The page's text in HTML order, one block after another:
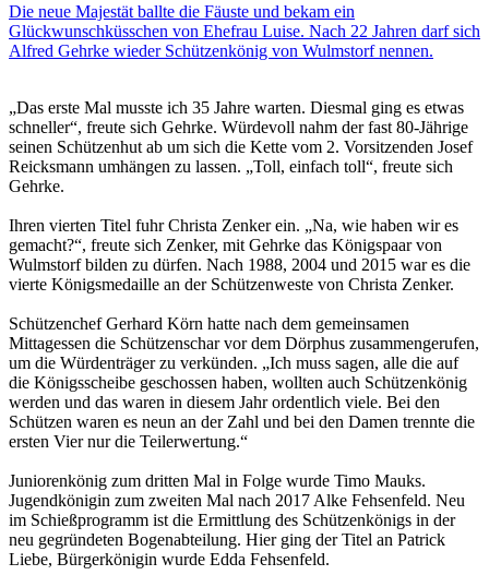
Die neue Majestät ballte die Fäuste und bekam ein
Glückwunschküsschen von Ehefrau Luise. Nach 22 Jahren darf sich
Alfred Gehrke wieder Schützenkönig von Wulmstorf nennen.
„Das erste Mal musste ich 35 Jahre warten. Diesmal ging es etwas
schneller“, freute sich Gehrke. Würdevoll nahm der fast 80-Jährige
seinen Schützenhut ab um sich die Kette vom 2. Vorsitzenden Josef
Reicksmann umhängen zu lassen. „Toll, einfach toll“, freute sich
Gehrke.
Ihren vierten Titel fuhr Christa Zenker ein. „Na, wie haben wir es
gemacht?“, freute sich Zenker, mit Gehrke das Königspaar von
Wulmstorf bilden zu dürfen. Nach 1988, 2004 und 2015 war es die
vierte Königsmedaille an der Schützenweste von Christa Zenker.
Schützenchef Gerhard Körn hatte nach dem gemeinsamen
Mittagessen die Schützenschar vor dem Dörphus zusammengerufen,
um die Würdenträger zu verkünden. „Ich muss sagen, alle die auf
die Königsscheibe geschossen haben, wollten auch Schützenkönig
werden und das waren in diesem Jahr ordentlich viele. Bei den
Schützen waren es neun an der Zahl und bei den Damen trennte die
ersten Vier nur die Teilerwertung.“
Juniorenkönig zum dritten Mal in Folge wurde Timo Mauks.
Jugendkönigin zum zweiten Mal nach 2017 Alke Fehsenfeld. Neu
im Schießprogramm ist die Ermittlung des Schützenkönigs in der
neu gegründeten Bogenabteilung. Hier ging der Titel an Patrick
Liebe, Bürgerkönigin wurde Edda Fehsenfeld.